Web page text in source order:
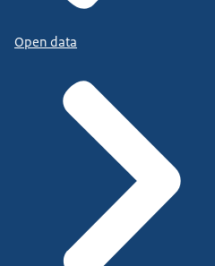
Open data